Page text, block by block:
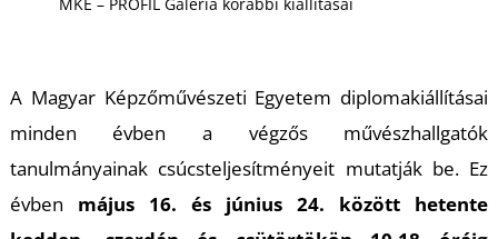
A Magyar Képzőművészeti Egyetem diplomakiállításai
minden évben a végzős művészhallgatók
tanulmányainak csúcsteljesítményeit mutatják be. Ez
évben május 16. és június 24. között hetente